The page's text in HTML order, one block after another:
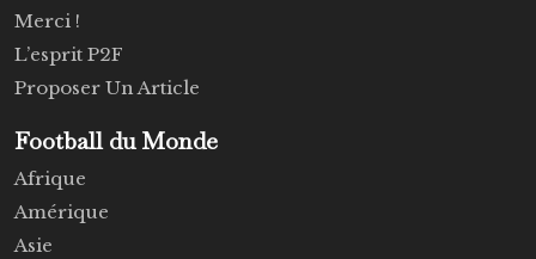
Merci !
L’esprit P2F
Proposer Un Article
Football du Monde
Afrique
Amérique
Asie